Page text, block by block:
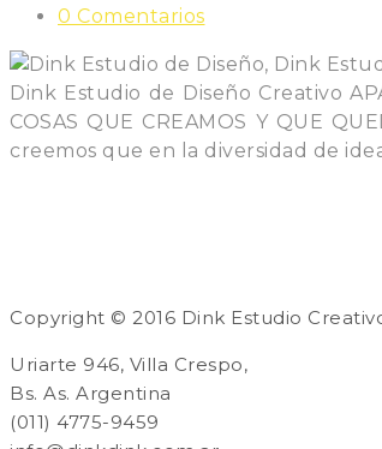
0 Comentarios
Dink Estudio de Diseño Creativo
COSAS QUE CREAMOS Y QUE
creemos que en la diversidad de
Copyright © 2016 Dink Estudio
Uriarte 946, Villa Crespo,
Bs. As. Argentina
(011) 4775-9459